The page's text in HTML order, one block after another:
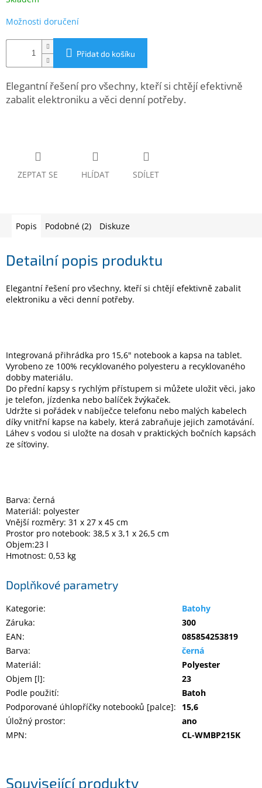
www.inpraise.cz
a
zahrada
a
notebooky
Elektronika
%
Black
Friday
VÝPRODEJ
Akční
zboží
Sestavy
počítačů
Inpraise
Kamerové
Doprodej
Přihlášení
Možnosti doručení
Přidat do košíku
Elegantní řešení pro všechny, kteří si chtějí efektivně
zabalit elektroniku a věci denní potřeby.
ZEPTAT SE HLÍDAT SDÍLET
Související produkty
Popis Podobné (2) Diskuze
Detailní popis produktu
Elegantní řešení pro všechny, kteří si chtějí efektivně zabalit
elektroniku a věci denní potřeby.
Integrovaná přihrádka pro 15,6" notebook a kapsa na tablet.
Vyrobeno ze 100% recyklovaného polyesteru a recyklovaného
dobby materiálu.
Do přední kapsy s rychlým přístupem si můžete uložit věci, jako
je telefon, jízdenka nebo balíček žvýkaček.
Udržte si pořádek v nabíječce telefonu nebo malých kabelech
díky vnitřní kapse na kabely, která zabraňuje jejich zamotávání.
Láhev s vodou si uložte na dosah v praktických bočních kapsách
ze síťoviny.
Barva: černá
Materiál: polyester
Vnější rozměry: 31 x 27 x 45 cm
Prostor pro notebook: 38,5 x 3,1 x 26,5 cm
Objem:23 l
Hmotnost: 0,53 kg
Doplňkové parametry
Kategorie:
Batohy
Záruka:
300
EAN:
085854253819
Barva:
černá
Materiál:
Polyester
Objem [l]:
23
Podle použití:
Batoh
Podporované úhlopříčky notebooků [palce]:
15,6
Úložný prostor:
ano
MPN: CL-WMBP215K